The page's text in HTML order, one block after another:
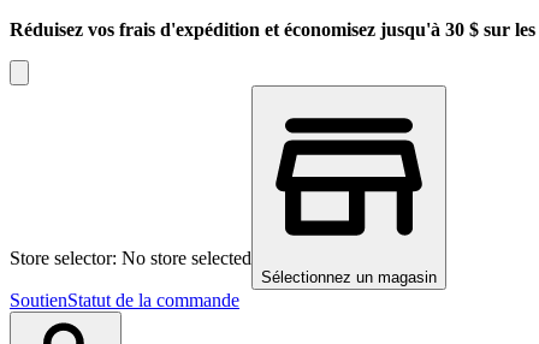
Réduisez vos frais d'expédition et économisez jusqu'à 30 $ sur
Store selector: No store selected
Sélectionnez un magasin
SoutienStatut de la commande